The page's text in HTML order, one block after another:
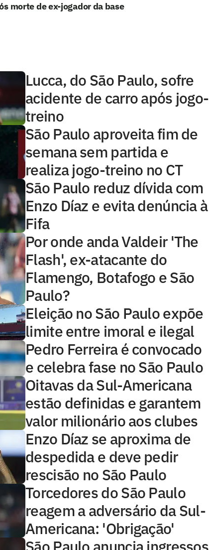
morte de ex-jogador da base
Lucca, do São Paulo, sofre
acidente de carro após jogo-
treino
São Paulo aproveita fim de
semana sem partida e
realiza jogo-treino no CT
São Paulo reduz dívida com
Enzo Díaz e evita denúncia à
Fifa
Por onde anda Valdeir 'The
Flash', ex-atacante do
Flamengo, Botafogo e São
Paulo?
Eleição no São Paulo expõe
limite entre imoral e ilegal
Pedro Ferreira é convocado
e celebra fase no São Paulo
Oitavas da Sul-Americana
estão definidas e garantem
valor milionário aos clubes
Enzo Díaz se aproxima de
despedida e deve pedir
rescisão no São Paulo
Torcedores do São Paulo
reagem a adversário da Sul-
Americana: 'Obrigação'